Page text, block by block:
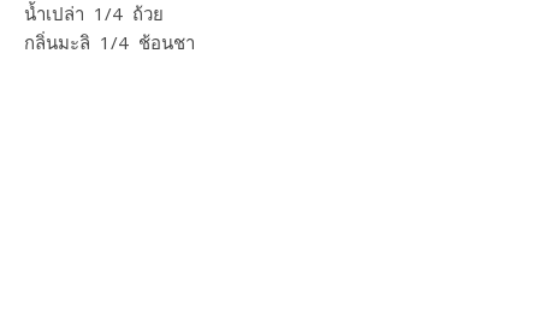
น้ำเปล่า​ 1/4​ ถ้วย
กลิ่นมะลิ​ 1/4​ ช้อนชา